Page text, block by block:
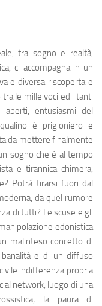
tra sogno e realtà,
ci accompagna in un
e diversa riscoperta e
tra le mille voci ed i tanti
entusiasmi del
è prigioniero e
da mettere finalmente
sogno che è al tempo
e tirannica chimera,
Potrà tirarsi fuori dal
da quel rumore
di tutti? Le scuse e gli
edonistica
malinteso concetto di
e di un diffuso
indifferenza propria
network, luogo di una
la paura di